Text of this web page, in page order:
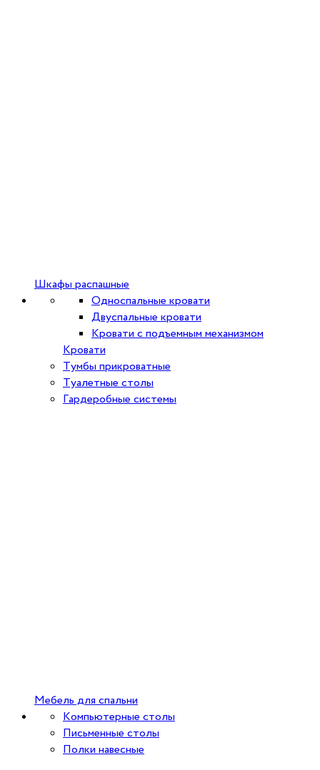
Шкафы распашные
Односпальные кровати
Двуспальные кровати
Кровати с подъемным механизмом
Кровати
Тумбы прикроватные
Туалетные столы
Гардеробные системы
Мебель для спальни
Компьютерные столы
Письменные столы
Полки навесные